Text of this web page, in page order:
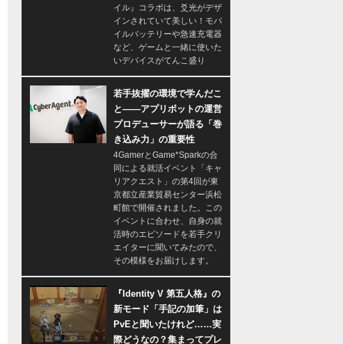
イル』コラボは、爻光がデザ
インされていて美しい！モバ
イルバッテリーや急速充電器
など、ゲームと一緒に使いた
いデバイスがてんこ盛り
若手抜擢の環境で学んだこ
と――アプリボットの運営
プロデューサーが語る「巻
き込み力」の重要性
4GamerとGame*Sparkの合
同による就活イベント「キャ
リアクエスト」の第4回が東
京都立産業貿易センター浜松
町館で開催されました。この
イベントに合わせ、自身の就
活時のエピソードを若手クリ
エイターに聞いてみたので、
その模様をお届けします。
『Identity V 第五人格』の
新モード「手記の加筆」は
PvEと聞いたけれど……実
際どうなの？集まってプレ